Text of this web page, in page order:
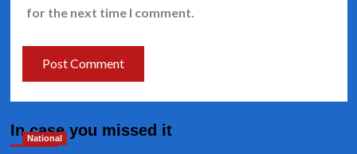
for the next time I comment.
In case you missed it
National